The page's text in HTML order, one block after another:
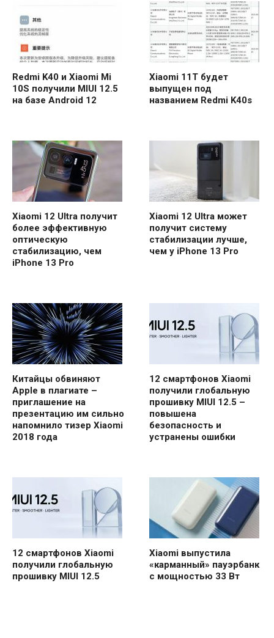
Redmi K40 и Xiaomi Mi
10S получили MIUI 12.5
на базе Android 12
Xiaomi 11T будет
выпущен под
названием Redmi K40s
Xiaomi 12 Ultra получит
более эффективную
оптическую
стабилизацию, чем
iPhone 13 Pro
Xiaomi 12 Ultra может
получит систему
стабилизации лучше,
чем у iPhone 13 Pro
Китайцы обвиняют
Apple в плагиате –
приглашение на
презентацию им сильно
напомнило тизер Xiaomi
2018 года
12 смартфонов Xiaomi
получили глобальную
прошивку MIUI 12.5 –
повышена
безопасность и
устранены ошибки
12 смартфонов Xiaomi
получили глобальную
прошивку MIUI 12.5
Xiaomi выпустила
«карманный» пауэрбанк
с мощностью 33 Вт